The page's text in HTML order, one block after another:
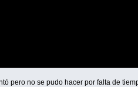
pero no se pudo hacer por falta de